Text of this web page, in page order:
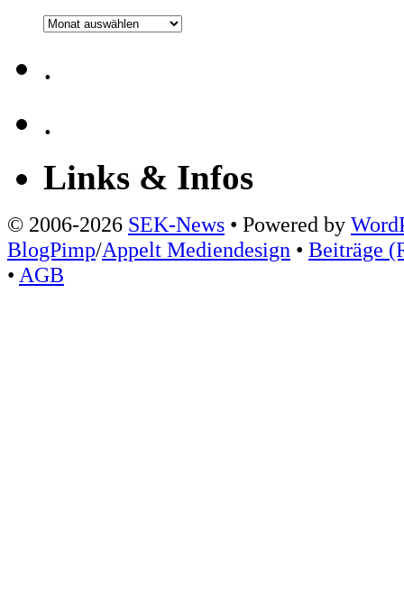
Archiv
.
.
Links & Infos
© 2006-2026 SEK-News • Powered by
BlogPimp/Appelt Mediendesign • Beiträge
• AGB